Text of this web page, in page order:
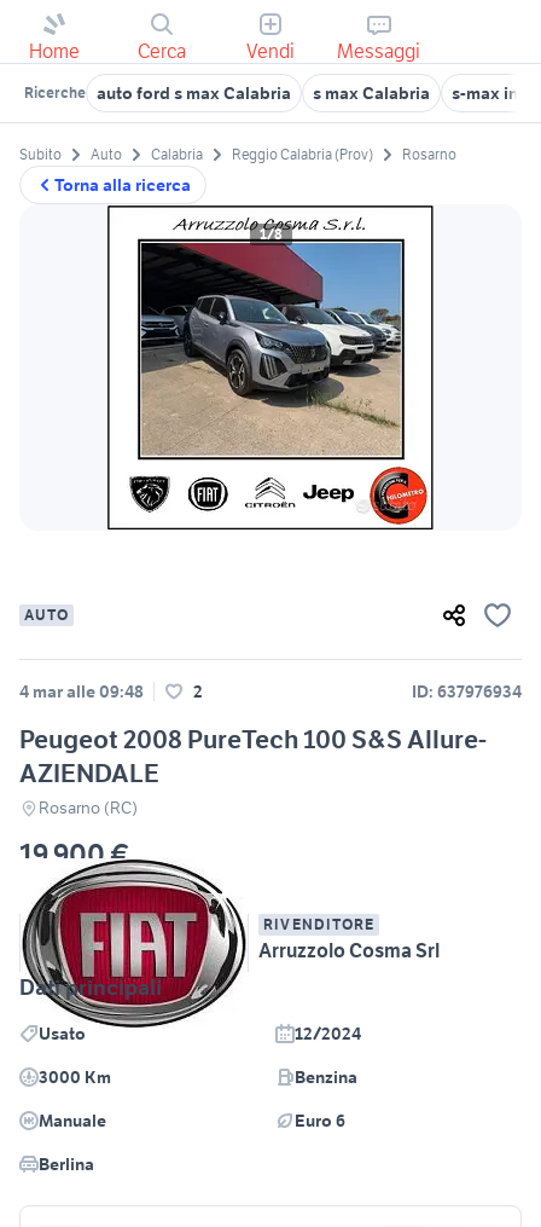
Home Cerca Vendi Messaggi
Ricerche auto ford s max Calabria s max Calabria s-max in
Torna alla ricerca
Subito Auto Calabria Reggio Calabria (Prov) Rosarno
1/8
AUTO
4 mar alle 09:48 2 ID: 637976934
Peugeot 2008 PureTech 100 S&S Allure-
AZIENDALE
Rosarno (RC)
19.900 €
RIVENDITORE
Arruzzolo Cosma Srl
Dati principali
Usato
12/2024
3000 Km
Benzina
Manuale
Euro 6
Berlina